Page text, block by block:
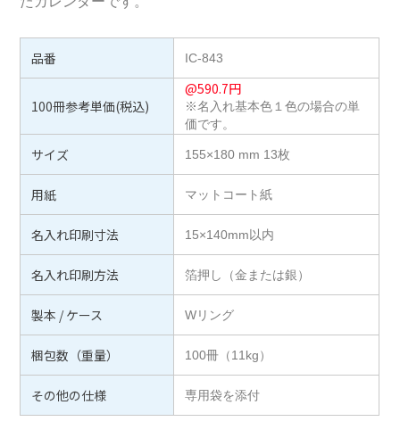
品番 IC-843
100冊参考単価(税込)
@590.7円
※名入れ基本色１色の場合の単
価です。
サイズ 155×180 mm 13枚
用紙 マットコート紙
名入れ印刷寸法 15×140mm以内
名入れ印刷方法 箔押し（金または銀）
製本 / ケース Wリング
梱包数（重量） 100冊（11kg）
その他の仕様 専用袋を添付